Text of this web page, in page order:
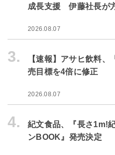
成長支援 伊藤社長が
2026.08.07
3.
【速報】アサヒ飲料
売目標を4倍に修正
2026.08.07
4.
紀文食品、『長さ1m!
ンBOOK』発売決定